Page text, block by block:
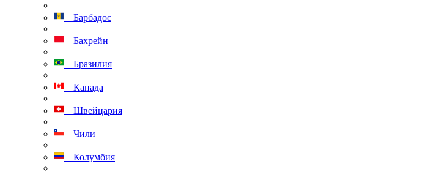
Барбадос
Бахрейн
Бразилия
Канада
Швейцария
Чили
Колумбия